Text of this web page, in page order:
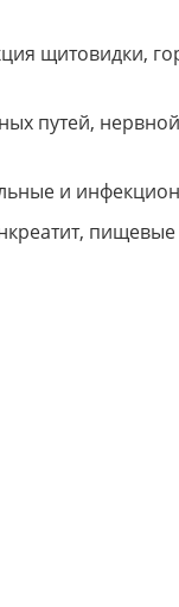
щитовидки,
путей,
и